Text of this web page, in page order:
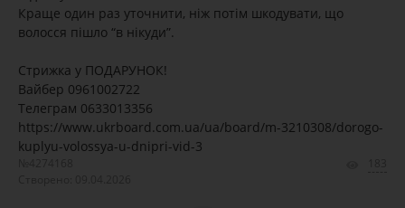
Краще один раз уточнити, ніж потім шкодувати, що
волосся пішло “в нікуди”.
Стрижка у ПОДАРУНОК!
Вайбер 0961002722
Телеграм 0633013356
https://www.ukrboard.com.ua/ua/board/m-3210308/dorogo-
kuplyu-volossya-u-dnipri-vid-3